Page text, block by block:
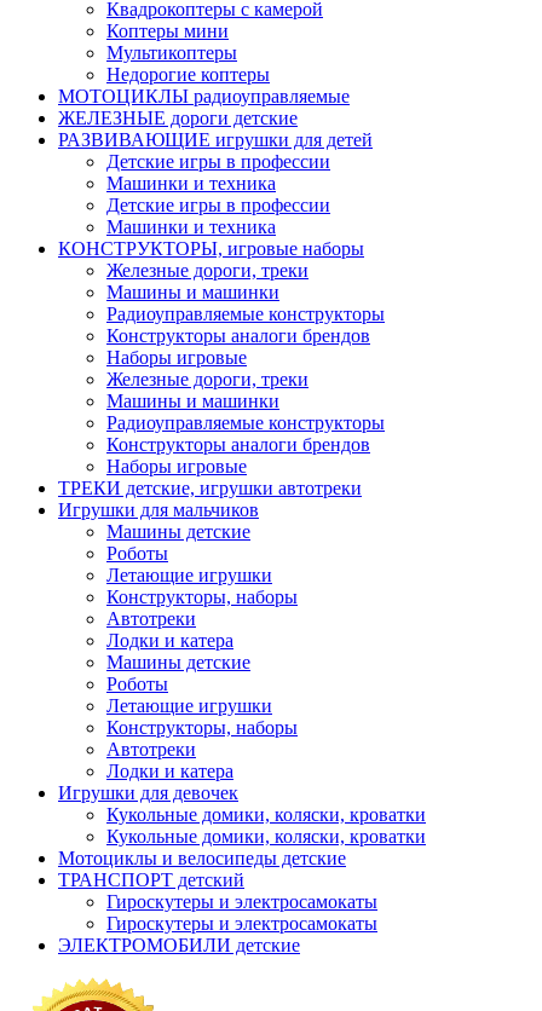
Квадрокоптеры с камерой
Коптеры мини
Мультикоптеры
Недорогие коптеры
МОТОЦИКЛЫ радиоуправляемые
ЖЕЛЕЗНЫЕ дороги детские
РАЗВИВАЮЩИЕ игрушки для детей
Детские игры в профессии
Машинки и техника
Детские игры в профессии
Машинки и техника
КОНСТРУКТОРЫ, игровые наборы
Железные дороги, треки
Машины и машинки
Радиоуправляемые конструкторы
Конструкторы аналоги брендов
Наборы игровые
Железные дороги, треки
Машины и машинки
Радиоуправляемые конструкторы
Конструкторы аналоги брендов
Наборы игровые
ТРЕКИ детские, игрушки автотреки
Игрушки для мальчиков
Машины детские
Роботы
Летающие игрушки
Конструкторы, наборы
Автотреки
Лодки и катера
Машины детские
Роботы
Летающие игрушки
Конструкторы, наборы
Автотреки
Лодки и катера
Игрушки для девочек
Кукольные домики, коляски, кроватки
Кукольные домики, коляски, кроватки
Мотоциклы и велосипеды детские
ТРАНСПОРТ детский
Гироскутеры и электросамокаты
Гироскутеры и электросамокаты
ЭЛЕКТРОМОБИЛИ детские